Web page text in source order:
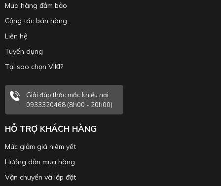
Mua hàng đảm bảo
Cộng tác bán hàng.
Liên hệ
Tuyển dụng
Tại sao chọn VIKI?
Giải đáp thắc mắc khiếu nại
0933320468 (8h00 - 20h00)
HỖ TRỢ KHÁCH HÀNG
Mức giảm giá niêm yết
Hướng dẫn mua hàng
Vận chuyển và lắp đặt